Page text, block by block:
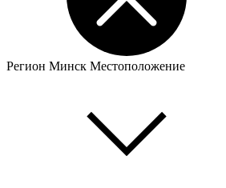
Регион Минск Местоположение